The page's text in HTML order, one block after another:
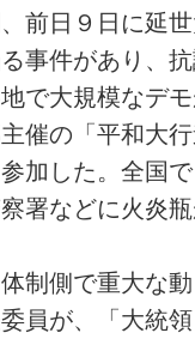
前日９日に延
事件があり、
で大規模なデ
催の「平和大
加した。全国
署などに火炎
制側で重大な
員が、「大統領